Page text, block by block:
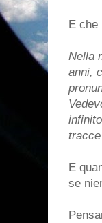
E che
Nella
anni,
E
se